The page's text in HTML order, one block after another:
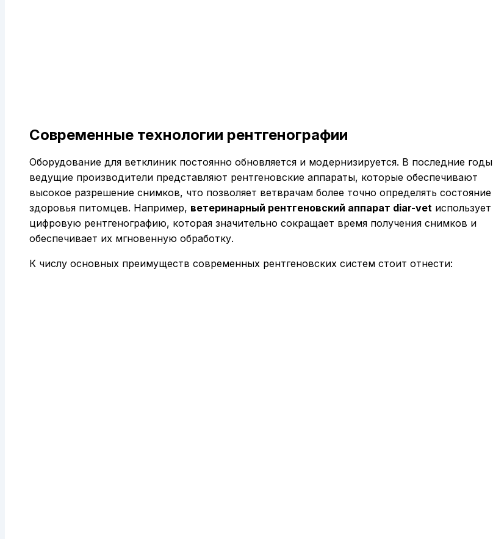
Современные технологии рентгенографии
Оборудование для ветклиник постоянно обновляется и модернизируется. В последние годы
ведущие производители представляют рентгеновские аппараты, которые обеспечивают
высокое разрешение снимков, что позволяет ветврачам более точно определять состояние
здоровья питомцев. Например, ветеринарный рентгеновский аппарат diar-vet использует
цифровую рентгенографию, которая значительно сокращает время получения снимков и
обеспечивает их мгновенную обработку.
К числу основных преимуществ современных рентгеновских систем стоит отнести: